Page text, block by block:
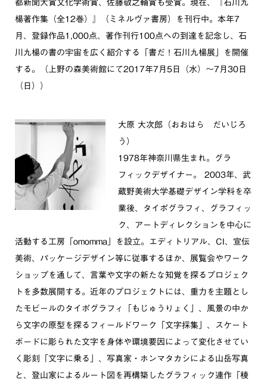
都新聞大賞文化学術賞、佐藤敬之輔賞も受賞。現在、『石川九
楊著作集（全12巻）』（ミネルヴァ書房）を刊行中。本年7
月、登録作品1,000点、著作刊行100点への到達を記念し、石
川九楊の書の宇宙を広く紹介する「書だ！石川九楊展」を開催
する。（上野の森美術館にて2017年7月5日（水）～7月30日
（日））
大原 大次郎（おおはら だいじろ
う）
1978年神奈川県生まれ。グラ
フィックデザイナー。 2003年、武
蔵野美術大学基礎デザイン学科を卒
業後、タイポグラフィ、グラフィッ
ク、アートディレクションを中心に
活動する工房「omomma」を設立。エディトリアル、CI、宣伝
美術、パッケージデザイン等に従事するほか、展覧会やワーク
ショップを通して、言葉や文字の新たな知覚を探るプロジェク
トを多数展開する。近年のプロジェクトには、重力を主題とし
たモビールのタイポグラフィ「もじゅうりょく」、風景の中か
ら文字の原型を探るフィールドワーク「文字採集」、スケート
ボードに彫られた文字を身体や環境要因によって変化させてい
く彫刻「文字に乗る」、写真家・ホンマタカシによる山岳写真
と、登山家によるルート図を再構築したグラフィック連作「稜